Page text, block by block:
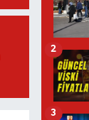
2
3